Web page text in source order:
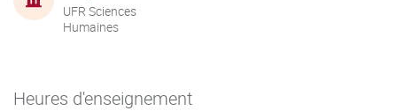
UFR Sciences
Humaines
Heures d'enseignement